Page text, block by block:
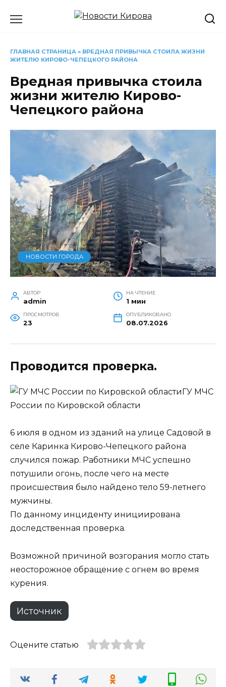
ГЛАВНАЯ СТРАНИЦА » ВРЕДНАЯ ПРИВЫЧКА СТОИЛА ЖИЗНИ
ЖИТЕЛЮ КИРОВО-ЧЕПЕЦКОГО РАЙОНА
Вредная привычка стоила
жизни жителю Кирово-
Чепецкого района
НОВОСТИ ГОРОДА
АВТОР
admin
НА ЧТЕНИЕ
1 мин
ПРОСМОТРОВ
23
ОПУБЛИКОВАНО
08.07.2026
Проводится проверка.
ГУ МЧС
России по Кировской области
6 июля в одном из зданий на улице Садовой в
селе Каринка Кирово-Чепецкого района
случился пожар. Работники МЧС успешно
потушили огонь, после чего на месте
происшествия было найдено тело 59-летнего
мужчины.
По данному инциденту инициирована
доследственная проверка.
Возможной причиной возгорания могло стать
неосторожное обращение с огнем во время
курения.
Источник
Оцените статью